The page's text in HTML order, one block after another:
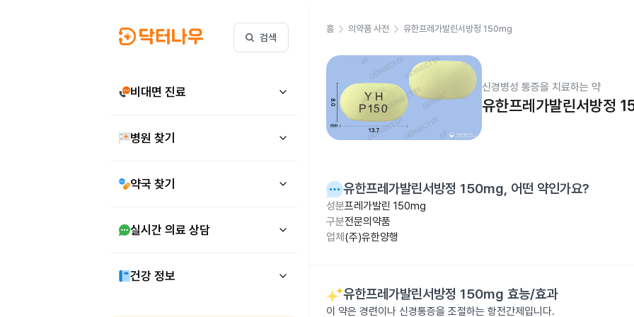
검색
비대면 진료
병원 찾기
약국 찾기
실시간 의료 상담
건강 정보
홈 의약품 사전 유한프레가발린서방정 150mg
신경병성 통증을 치료하는 약
유한프레가발린서방정
유한프레가발린서방정 150mg, 어떤 약인가요?
성분프레가발린 150mg
구분전문의약품
업체 (주)유한양행
유한프레가발린서방정 150mg 효능/효과
이 약은 경련이나 신경통증을 조절하는 항전간제입니다.